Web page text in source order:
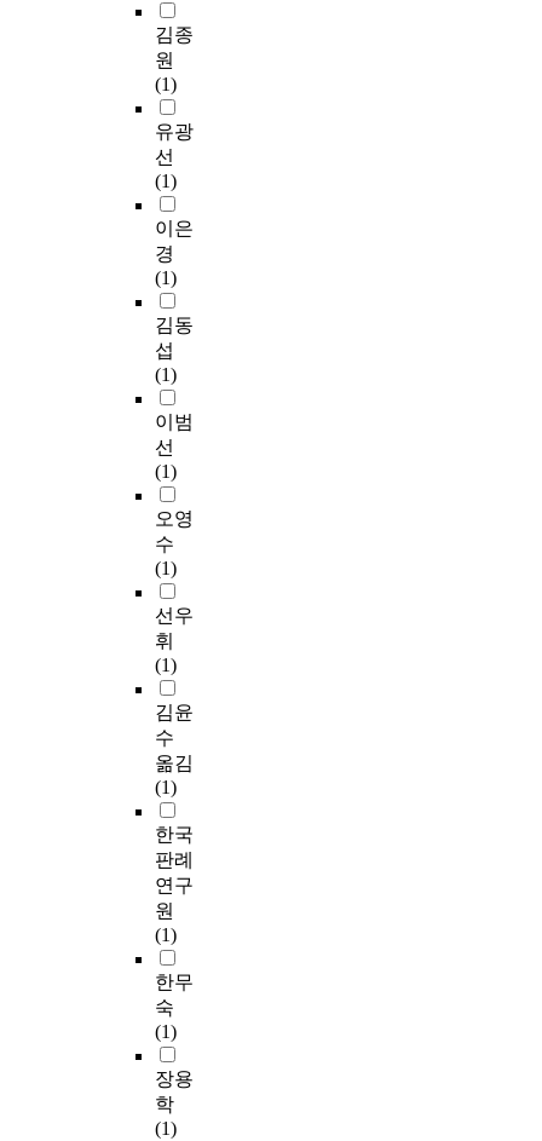
김종
원
(1)
유광
선
(1)
이은
경
(1)
김동
섭
(1)
이범
선
(1)
오영
수
(1)
선우
휘
(1)
김윤
수
옮김
(1)
한국
판례
연구
원
(1)
한무
숙
(1)
장용
학
(1)